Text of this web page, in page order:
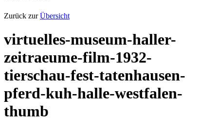
Zurück zurÜbersicht
virtuelles-museum-haller-
zeitraeume-film-1932-
tierschau-fest-tatenhausen-
pferd-kuh-halle-westfalen-
thumb